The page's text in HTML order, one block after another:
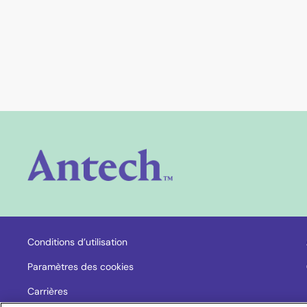
Conditions d’utilisation
(opens in new window)
Paramètres des cookies
Carrières
(opens in new window)